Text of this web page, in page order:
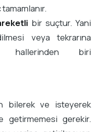
bir suçtur. Yani
veya tekrarına
hallerinden biri
bilerek ve isteyerek
getirmemesi gerekir.